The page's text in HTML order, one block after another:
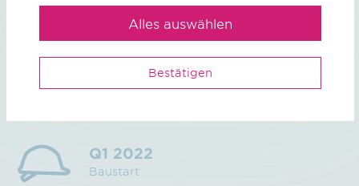
DN 1000
Rohrdurchmesser
Q1 2022
Baustart
Bestätigen
Alles auswählen